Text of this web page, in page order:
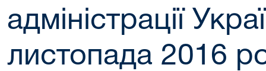
адміністрації
листопада 2016